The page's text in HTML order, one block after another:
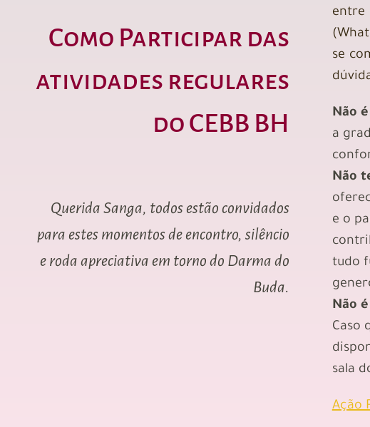
Como Participar das
atividades regulares
do CEBB BH
Querida Sanga, todos estão convidados
para estes momentos de encontro, silêncio
e roda apreciativa em torno do Darma do
Buda.
entre
se
Não
a
Não
e o
tudo
Não
Caso
sala
Ação